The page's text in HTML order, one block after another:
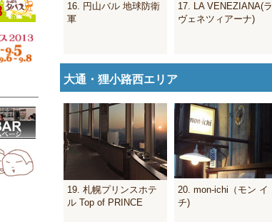
16. 円山バル 地球防衛
軍
17. LA VENEZIANA(ラ
ヴェネツィアーナ)
大通・狸小路西エリア
19. 札幌プリンスホテ
ル Top of PRINCE
20. mon-ichi（モン イ
チ)